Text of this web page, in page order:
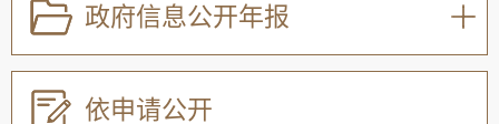
政府信息公开年报
依申请公开